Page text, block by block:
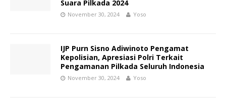
Suara Pilkada 2024
November 30, 2024 Yoso
IJP Purn Sisno Adiwinoto Pengamat
Kepolisian, Apresiasi Polri Terkait
Pengamanan Pilkada Seluruh Indonesia
November 30, 2024 Yoso